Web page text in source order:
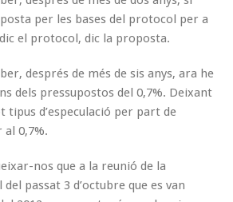
per les bases del protocol per a
el protocol, dic la proposta.
després de més de sis anys, ara he
dels pressupostos del 0,7%. Deixant
d’especulació per part de
al 0,7%.
nos que a la reunió de la
passat 3 d’octubre que es van